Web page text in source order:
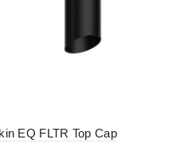
EQ FLTR Top Cap